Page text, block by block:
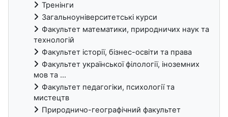
Тренінги
Загальноуніверситетські курси
Факультет математики, природничих наук та
технологій
Факультет історії, бізнес-освіти та права
Факультет української філології, іноземних
мов та ...
Факультет педагогіки, психології та
мистецтв
Природничо-географічний факультет